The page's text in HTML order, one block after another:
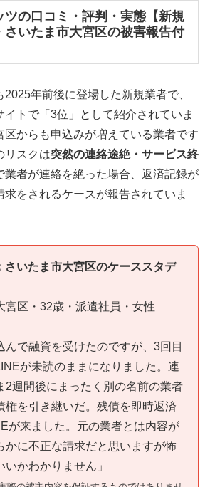
ツの口コミ・評判・実態【新規
さいたま市大宮区の被害報告付
年前後に登場した新規業者で、
トで「3位」として紹介されていま
区からも申込みが増えている業者です
リスクは突然の連絡途絶・サービス終
業者が連絡を絶った場合、返済記録が
をされるケースが報告されていま
いたま市大宮区のケーススタデ
宮区・32歳・派遣社員・女性
んで融資を受けたのですが、3回目
が未読のままになりました。連
2週間後にまったく別の名前の業者
権を引き継いだ。残債を即時返済
が来ました。元の業者とは内容が
かに不正な請求だと思いますが怖
いかわかりません」